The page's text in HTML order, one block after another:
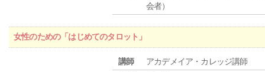
会者）
女性のための「はじめてのタロット」
講師
アカデメイア・カレッジ講師